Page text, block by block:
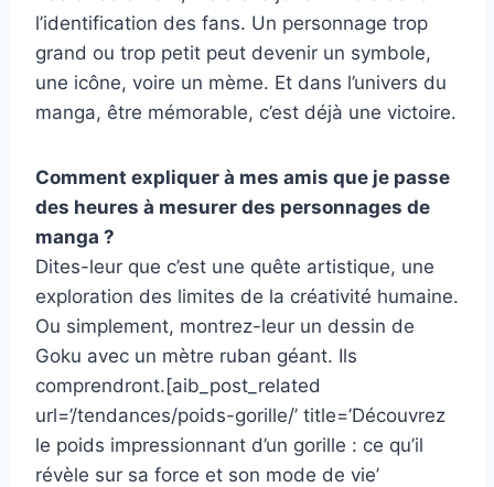
l’identification des fans. Un personnage trop
grand ou trop petit peut devenir un symbole,
une icône, voire un mème. Et dans l’univers du
manga, être mémorable, c’est déjà une victoire.
Comment expliquer à mes amis que je passe
des heures à mesurer des personnages de
manga ?
Dites-leur que c’est une quête artistique, une
exploration des limites de la créativité humaine.
Ou simplement, montrez-leur un dessin de
Goku avec un mètre ruban géant. Ils
comprendront.[aib_post_related
url=’/tendances/poids-gorille/’ title=’Découvrez
le poids impressionnant d’un gorille : ce qu’il
révèle sur sa force et son mode de vie’